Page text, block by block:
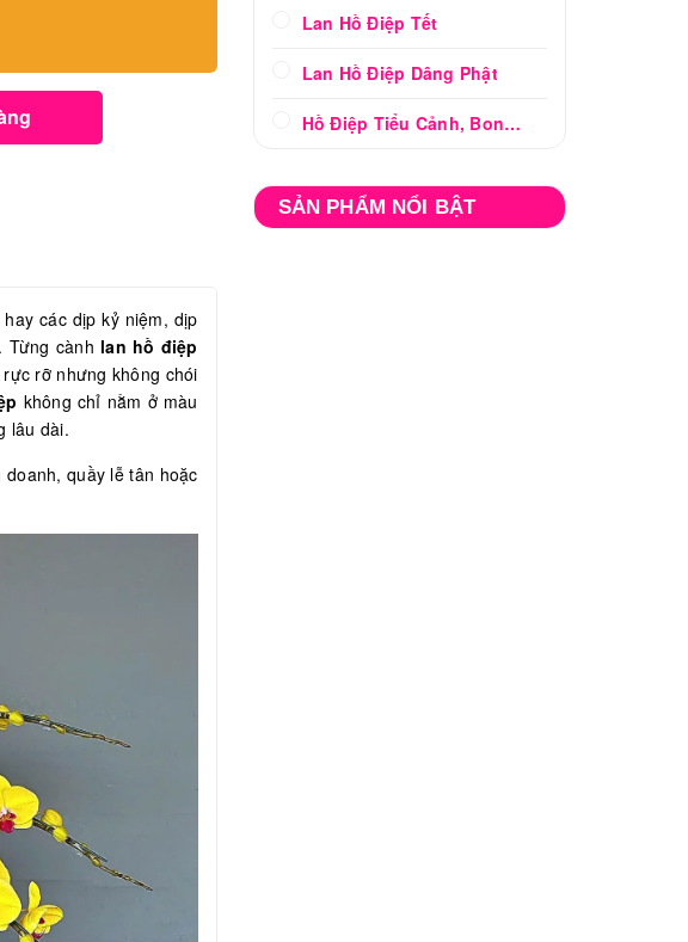
các dịp kỷ niệm, dịp
Từng cành lan hồ điệp
rỡ nhưng không chói
không chỉ nằm ở màu
lâu dài.
quầy lễ tân hoặc
Lan Hồ Điệp Tết
Lan Hồ Điệp Dâng Phật
Hồ Điệp Tiểu Cảnh, Bonsai
SẢN PHẨM NỔI BẬT